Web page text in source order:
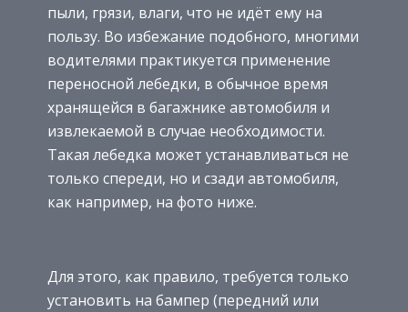
пыли, грязи, влаги, что не идёт ему на
пользу. Во избежание подобного, многими
водителями практикуется применение
переносной лебедки, в обычное время
хранящейся в багажнике автомобиля и
извлекаемой в случае необходимости.
Такая лебедка может устанавливаться не
только спереди, но и сзади автомобиля,
как например, на фото ниже.
Для этого, как правило, требуется только
установить на бампер (передний или